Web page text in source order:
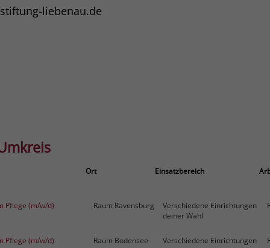
liebenau.de
Ort Einsatzbereich
Pflege (m/w/d) Raum Ravensburg
Verschiedene Einrichtungen
deiner Wahl
Pflege (m/w/d) Raum Bodensee
Verschiedene Einrichtungen